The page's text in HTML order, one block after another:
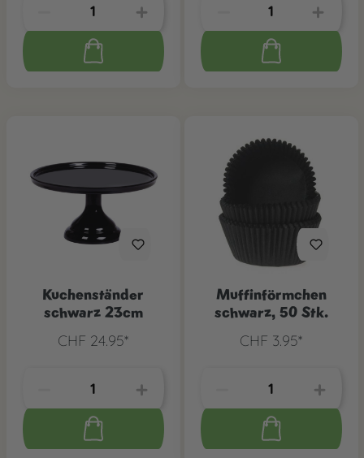
Kuchenständer
schwarz 23cm
CHF 24.95*
Muffinförmchen
schwarz, 50 Stk.
CHF 3.95*